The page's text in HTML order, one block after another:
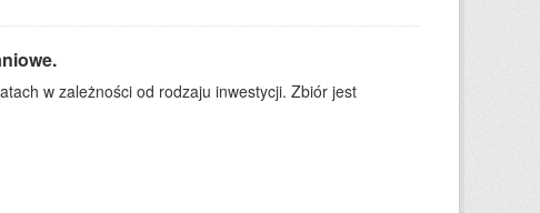
w zależności od rodzaju inwestycji. Zbiór jest